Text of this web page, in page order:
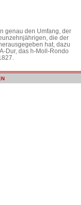
genau den Umfang, der
die der
hat, dazu
Dur, das h-Moll-Rondo